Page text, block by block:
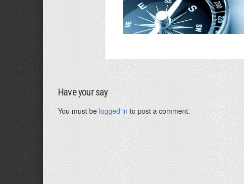
Have your say
You must be logged in to post a comment.